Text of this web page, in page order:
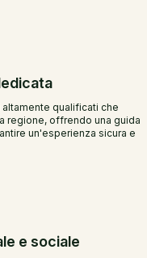
qualificati che
regione, offrendo una guida
un'esperienza sicura e
e sociale